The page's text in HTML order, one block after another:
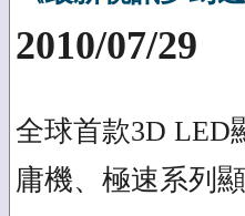
2010/07/29
全球首款3D LED
庸機、極速系列